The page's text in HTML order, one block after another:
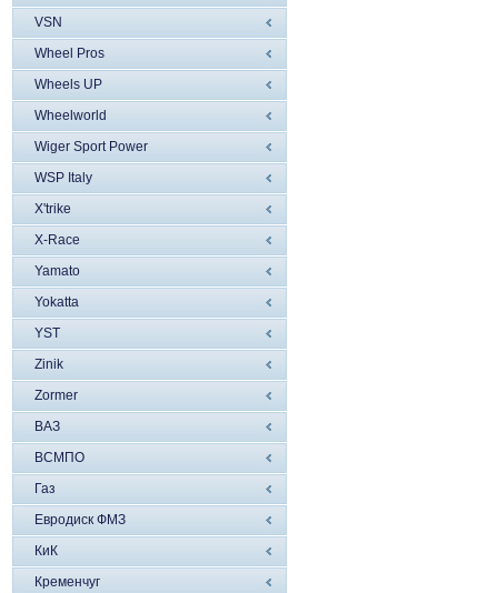
VSN
Wheel Pros
Wheels UP
Wheelworld
Wiger Sport Power
WSP Italy
X'trike
X-Race
Yamato
Yokatta
YST
Zinik
Zormer
ВАЗ
ВСМПО
Газ
Евродиск ФМЗ
КиК
Кременчуг